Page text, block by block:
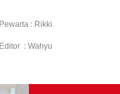
Pewarta : Rikki
Editor : Wahyu